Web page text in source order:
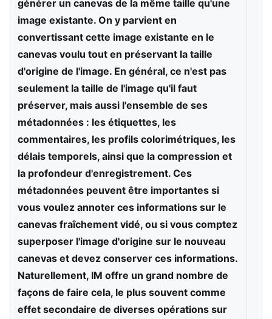
générer un canevas de la même taille qu'une
image existante. On y parvient en
convertissant cette image existante en le
canevas voulu tout en préservant la taille
d'origine de l'image. En général, ce n'est pas
seulement la taille de l'image qu'il faut
préserver, mais aussi l'ensemble de ses
métadonnées : les étiquettes, les
commentaires, les profils colorimétriques, les
délais temporels, ainsi que la compression et
la profondeur d'enregistrement. Ces
métadonnées peuvent être importantes si
vous voulez annoter ces informations sur le
canevas fraîchement vidé, ou si vous comptez
superposer l'image d'origine sur le nouveau
canevas et devez conserver ces informations.
Naturellement, IM offre un grand nombre de
façons de faire cela, le plus souvent comme
effet secondaire de diverses opérations sur